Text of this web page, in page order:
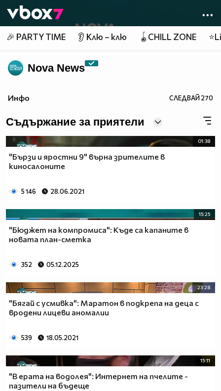
👾
🎉 PARTY TIME 👂 Клю – клю 🪀CHILL ZONE
Nova News
Инфо СЛЕДВАЙ270
Съдържание за приятели
01:38
"Бързи и яростни 9" върна зрителите в
киносалоните
5 146 28.06.2021
15:25
"Бюджет на компромиса": Къде са капаните в
новата план-сметка
352 05.12.2025
23:28
"Бягай с усмивка": Маратон в подкрепа на деца с
вродени лицеви аномалии
539 18.05.2021
15:11
"В ерата на водолея": Интернет на пчелите -
пазители на бъдеще